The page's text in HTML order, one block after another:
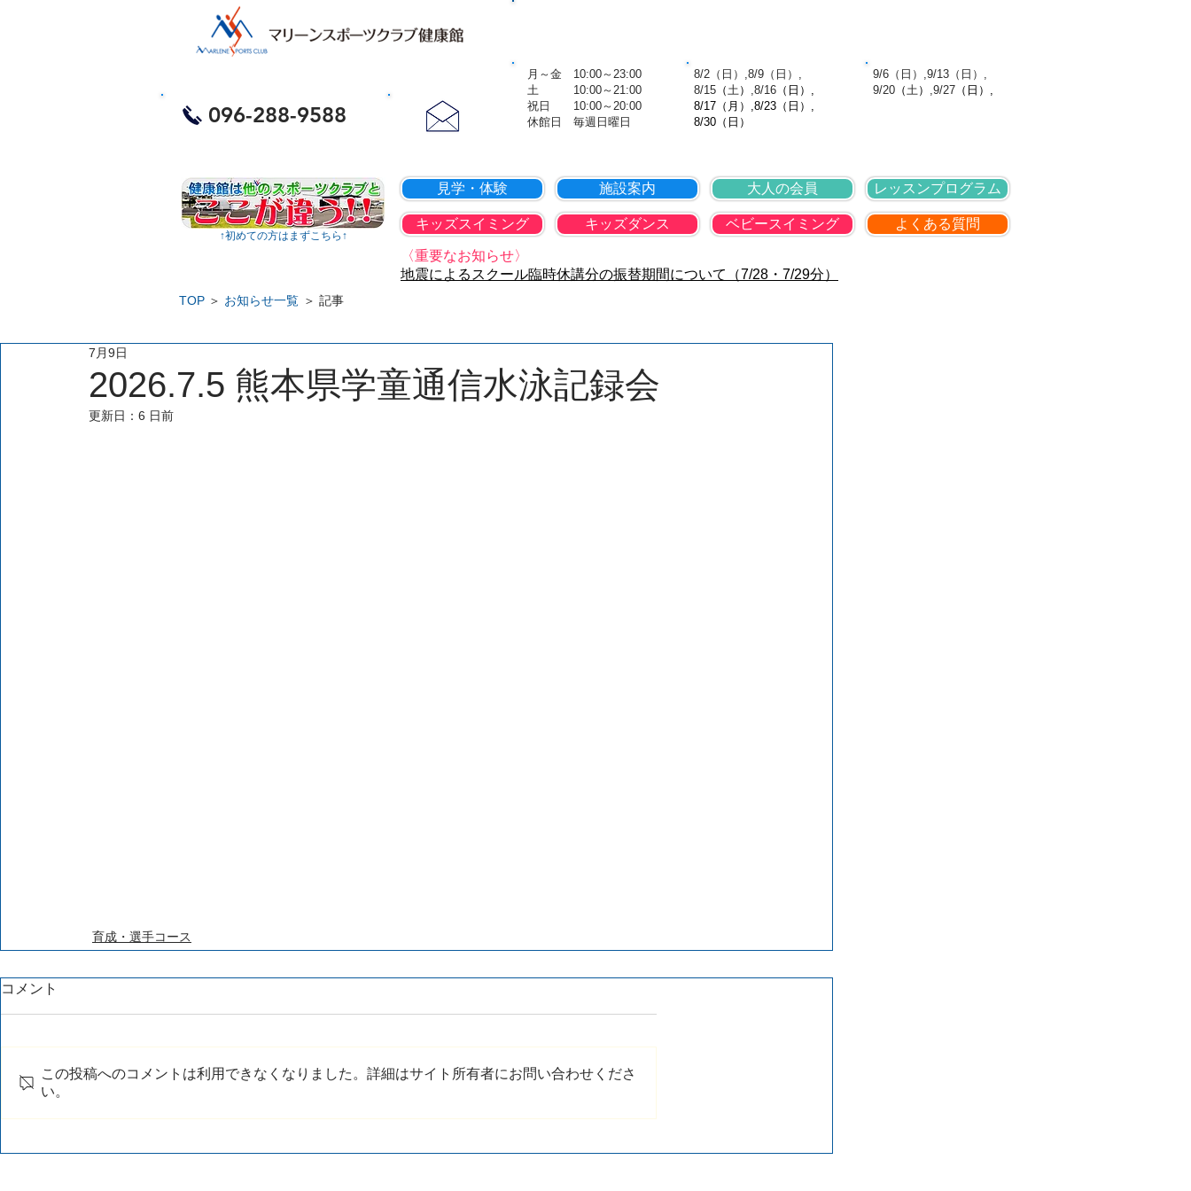
096-288-9588
​ 月～金 10:00～23:00
土 10:00～21:00
​ 祝日 10:00～20:00
​​ 休館日 毎週日曜日
​ 8/2（日）,8/9（日）,
8/15 （土） ,8/16 （日 ）,
8/17（月）,8/23（日）,
8/30（日）
​ 9/6（日）,9/13（日）,
9/20 （土） ,9/27 （日 ）,
↑​初めての方はまずこちら↑
見学・体験
キッズスイミング
施設案内
キッズダンス
大人の会員
ベビースイミング
レッスンプログラム
よくある質問
〈重要なお知らせ〉
地震によるスクール臨時休講分の振替期間について（7/28・7/29分）
TOP ＞ お知らせ一覧 ＞ 記事
2026.7.5 熊本県学童通信水泳記録会
7月9日
更新日： 6 日前
育成・選手コース
コメント
この投稿へのコメントは利用できなくなりました。詳細はサイト所有者にお問い合わせくださ
い。